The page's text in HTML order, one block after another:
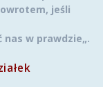
jeśli
nas w prawdzie„.